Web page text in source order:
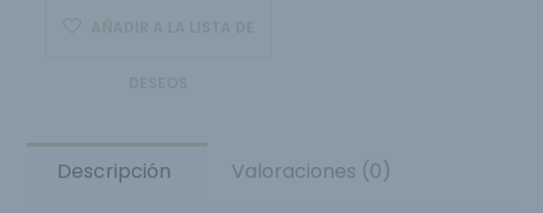
AÑADIR A LA LISTA DE
DESEOS
Descripción Valoraciones (0)